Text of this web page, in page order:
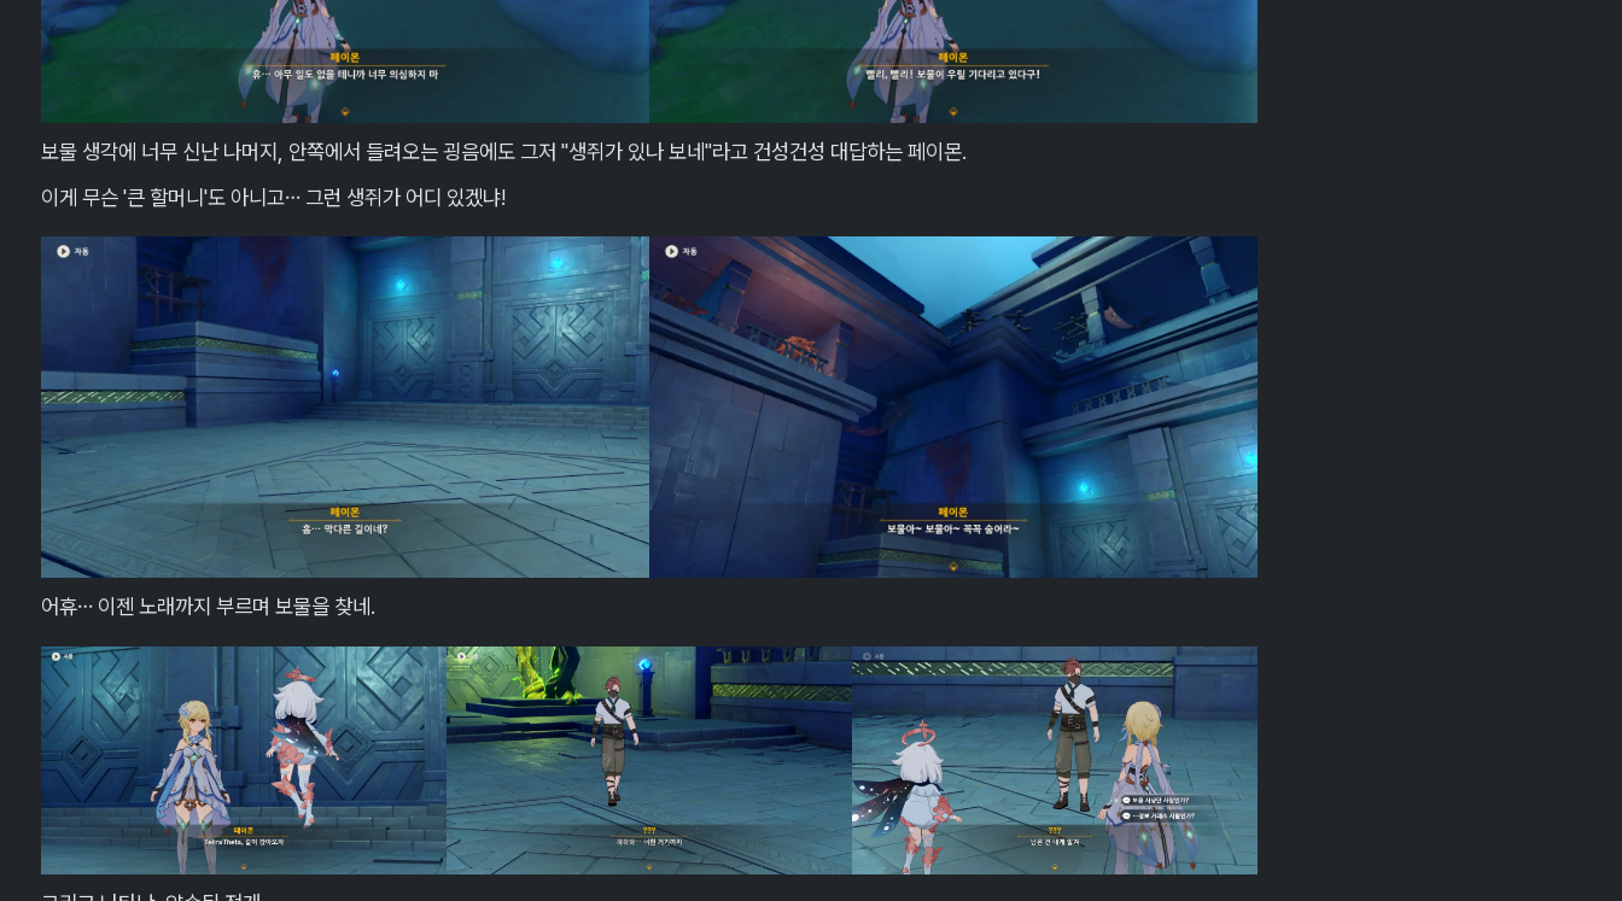
보물 생각에 너무 신난 나머지, 안쪽에서 들려오는 굉음에도 그저 "생쥐가 있나 보네"라고 건성건성 대답하는 페이몬.
이게 무슨 '큰 할머니'도 아니고… 그런 생쥐가 어디 있겠냐!
어휴… 이젠 노래까지 부르며 보물을 찾네.